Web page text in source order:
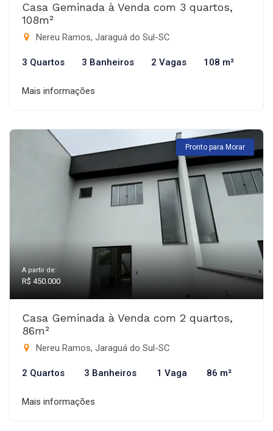
Casa Geminada à Venda com 3 quartos,
108m²
Nereu Ramos, Jaraguá do Sul-SC
3 Quartos 3 Banheiros 2 Vagas 108 m²
Mais informações
Pronto para Morar
A partir de:
R$ 450.000
Casa Geminada à Venda com 2 quartos,
86m²
Nereu Ramos, Jaraguá do Sul-SC
2 Quartos 3 Banheiros 1 Vaga 86 m²
Mais informações